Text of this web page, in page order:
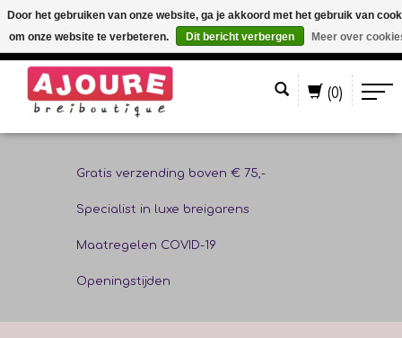
(0)
Gratis verzending boven € 75,-
Specialist in luxe breigarens
Maatregelen COVID-19
Openingstijden
Door het gebruiken van onze website, ga je akkoord met het gebruik van
om onze website te verbeteren.
Dit bericht verbergen Meer over